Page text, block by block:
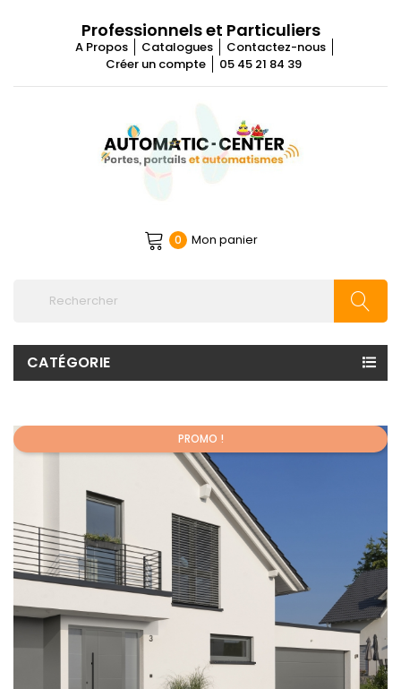
Professionnels et Particuliers
A Propos Catalogues
Contactez-nous
Créer un compte
05 45 21 84 39
0 Mon panier
CATÉGORIE
PROMO !
Promo !